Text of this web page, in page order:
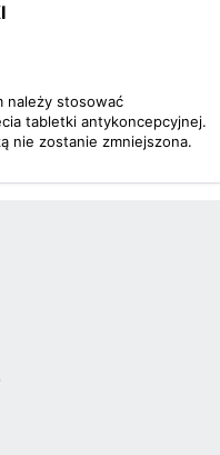
należy stosować
tabletki antykoncepcyjnej.
nie zostanie zmniejszona.